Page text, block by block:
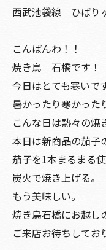
西武池袋線 ひばり
こんばんわ！！
焼き鳥 石橋です！
今日はとても寒いで
暑かったり寒かった
こんな日は熱々の焼
本日は新商品の茄子
茄子を1本まるまる
炭火で焼き上げる。
もう美味しい。
焼き鳥石橋にお越し
ご来店お待ちしてお